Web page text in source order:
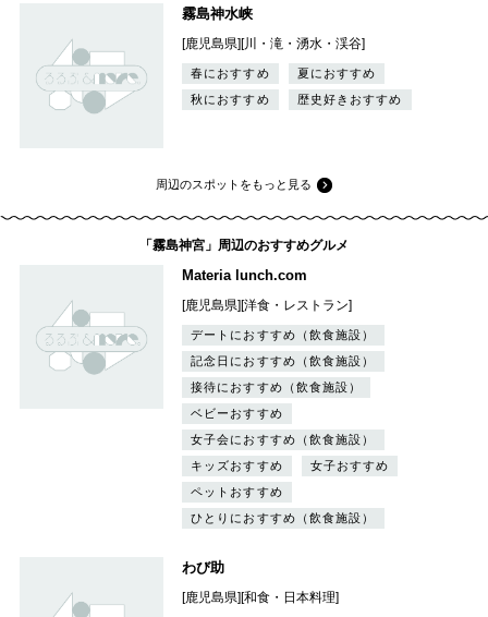
霧島神水峡
[鹿児島県][川・滝・湧水・渓谷]
春におすすめ
夏におすすめ
秋におすすめ
歴史好きおすすめ
周辺のスポットをもっと見る
「霧島神宮」周辺のおすすめグルメ
Materia lunch.com
[鹿児島県][洋食・レストラン]
デートにおすすめ（飲食施設）
記念日におすすめ（飲食施設）
接待におすすめ（飲食施設）
ベビーおすすめ
女子会におすすめ（飲食施設）
キッズおすすめ
女子おすすめ
ペットおすすめ
ひとりにおすすめ（飲食施設）
わび助
[鹿児島県][和食・日本料理]